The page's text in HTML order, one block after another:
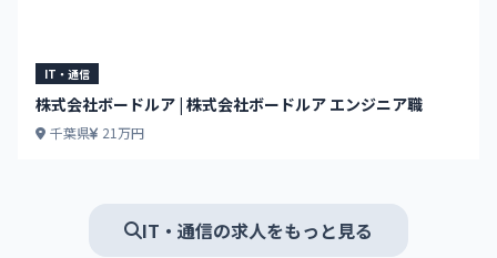
IT・通信
株式会社ボードルア | 株式会社ボードルア エンジニア職
千葉県 21万円
IT・通信の求人をもっと見る